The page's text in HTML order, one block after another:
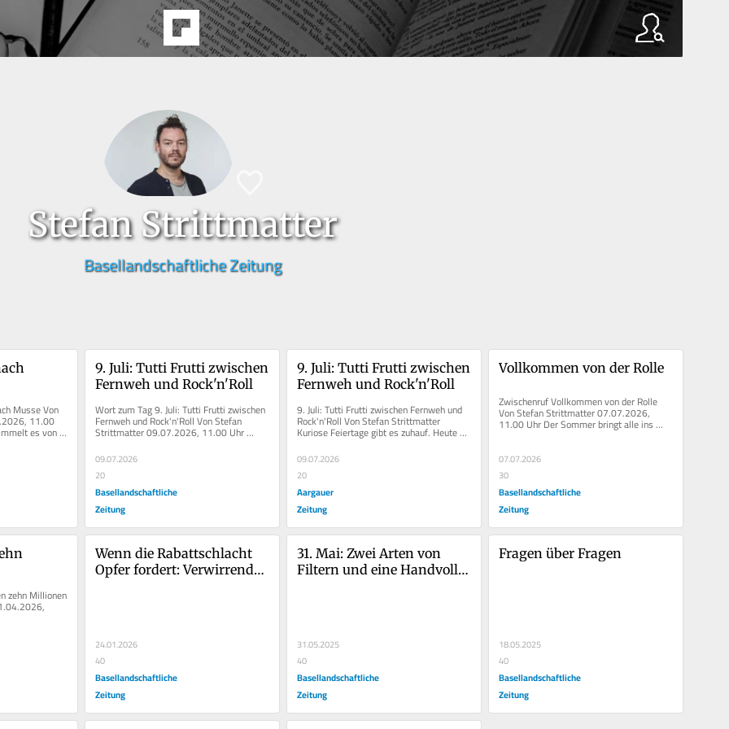
Stefan Strittmatter
Basellandschaftliche Zeitung
Musse Von
11.00
es von
9. Juli: Tutti Frutti zwischen
Fernweh und Rock'n'Roll
Wort zum Tag 9. Juli: Tutti Frutti zwischen
Fernweh und Rock'n'Roll Von Stefan
Strittmatter 09.07.2026, 11.00 Uhr
09.07.2026
20
Basellandschaftliche
Zeitung
9. Juli: Tutti Frutti zwischen
Fernweh und Rock'n'Roll
9. Juli: Tutti Frutti zwischen Fernweh und
Rock'n'Roll Von Stefan Strittmatter
Kuriose Feiertage gibt es zuhauf. Heute
beschäftigen wir uns...
09.07.2026
20
Aargauer
Zeitung
Vollkommen von der Rolle
Zwischenruf Vollkommen von der Rolle
Von Stefan Strittmatter 07.07.2026,
11.00 Uhr Der Sommer bringt alle ins
07.07.2026
30
Basellandschaftliche
Zeitung
zehn Millionen
Wenn die Rabattschlacht
Opfer fordert: Verwirrender
24.01.2026
40
Basellandschaftliche
Zeitung
31. Mai: Zwei Arten von
Filtern und eine Handvoll
31.05.2025
40
Basellandschaftliche
Zeitung
Fragen über Fragen
18.05.2025
40
Basellandschaftliche
Zeitung